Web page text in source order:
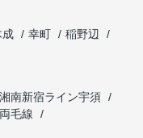
成 幸町
稲野辺
湘南新宿ライン宇須
両毛線